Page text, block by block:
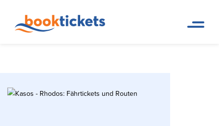
Fährverbindungen und Tickets